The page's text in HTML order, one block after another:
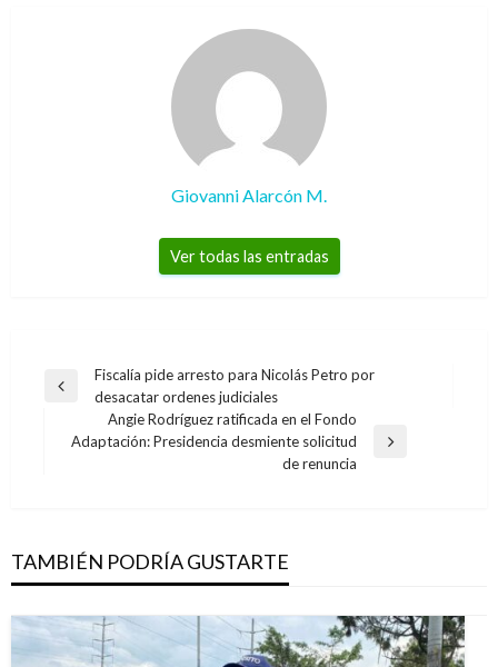
Giovanni Alarcón M.
Ver todas las entradas
Navegación
entradas
Entrada
Fiscalía pide arresto para Nicolás Petro por
desacatar ordenes judiciales
Entrada
Angie Rodríguez ratificada en el Fondo
Adaptación: Presidencia desmiente solicitud
de renuncia
TAMBIÉN PODRÍA GUSTARTE